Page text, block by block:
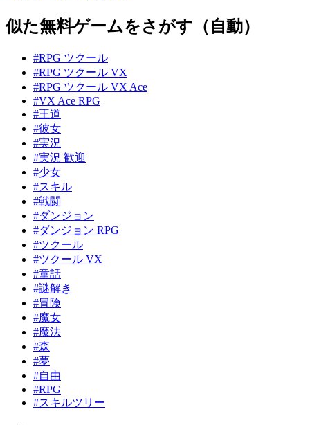
似た無料ゲームをさがす（自動）
#RPG ツクール
#RPG ツクール VX
#RPG ツクール VX Ace
#VX Ace RPG
#王道
#彼女
#実況
#実況 歓迎
#少女
#スキル
#戦闘
#ダンジョン
#ダンジョン RPG
#ツクール
#ツクール VX
#童話
#謎解き
#冒険
#魔女
#魔法
#森
#夢
#自由
#RPG
#スキルツリー